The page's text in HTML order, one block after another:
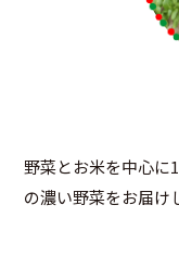
野菜とお米を中心に
の濃い野菜をお届け